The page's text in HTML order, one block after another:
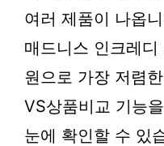
여러 제품이 나옵
매드니스 인크레
원으로 가장 저렴
VS상품비교 기능
눈에 확인할 수 있